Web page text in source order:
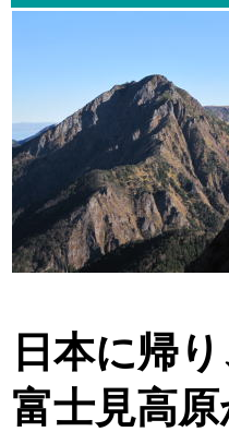
日本に帰
富士見高